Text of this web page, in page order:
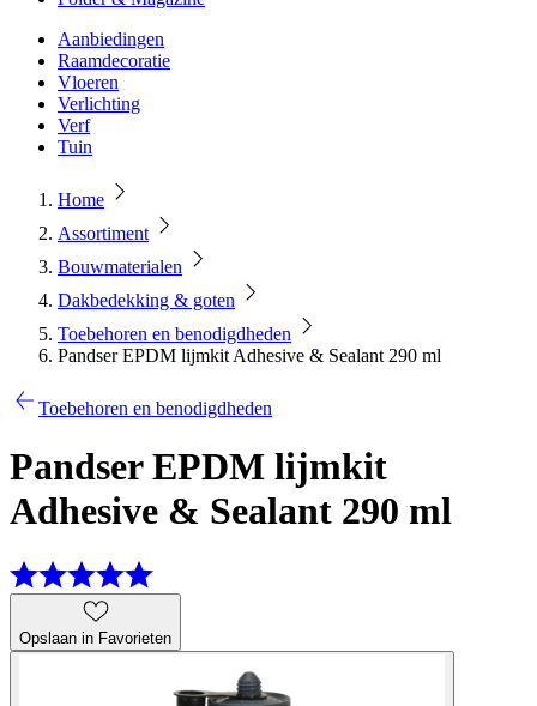
Aanbiedingen
Raamdecoratie
Vloeren
Verlichting
Verf
Tuin
Home
Assortiment
Bouwmaterialen
Dakbedekking & goten
Toebehoren en benodigdheden
Pandser EPDM lijmkit Adhesive & Sealant 290 ml
Toebehoren en benodigdheden
Pandser EPDM lijmkit
Adhesive & Sealant 290 ml
Opslaan in Favorieten